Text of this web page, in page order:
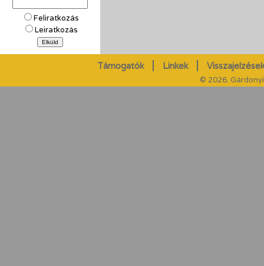
Feliratkozás
Leiratkozás
Támogatók Linkek
© 2026.